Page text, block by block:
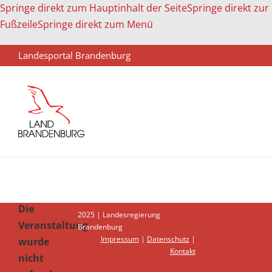
Springe direkt zum Hauptinhalt der SeiteSpringe direkt zur
FußzeileSpringe direkt zum Menü
Landesportal Brandenburg
Die
Veranstaltung
wurde
nicht
2025 | Landesregierung
Brandenburg
Impressum| Datenschutz |
Kontakt